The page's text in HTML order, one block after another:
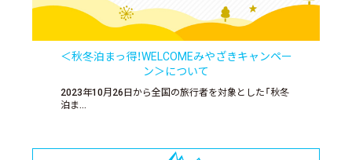
＜秋冬泊まっ得！WELCOMEみやざきキャンペー
ン＞について
2023年10月26日から全国の旅行者を対象とした「秋冬
泊ま…